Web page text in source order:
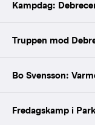
Kampdag:
Truppen mod
Bo Svensson:
Fredagskamp i